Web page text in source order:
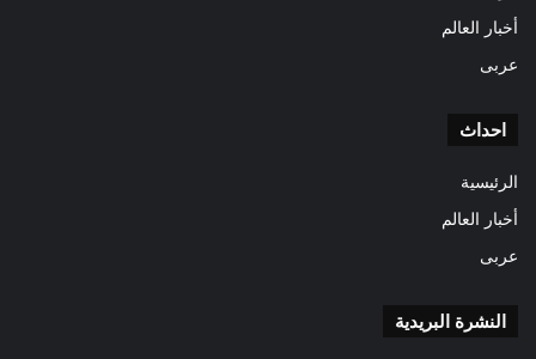
أخبار العالم
عربى
احداث
الرئيسية
أخبار العالم
عربى
النشرة البريدية